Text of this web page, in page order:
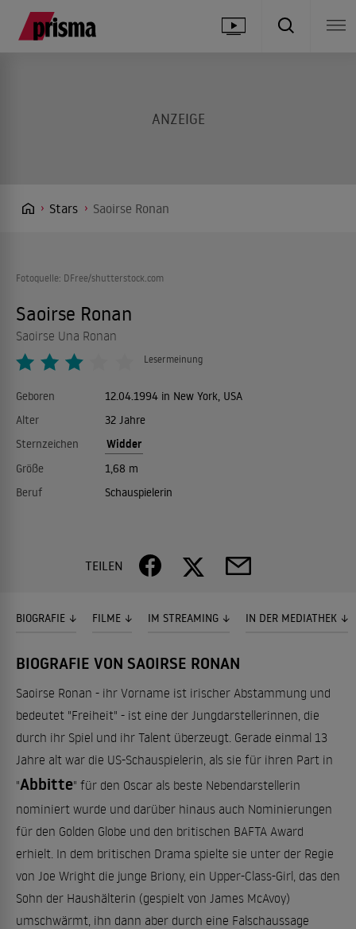
Stars Saoirse Ronan
Fotoquelle: DFree/shutterstock.com
Saoirse Ronan
Saoirse Una Ronan
Lesermeinung
Geboren
12.04.1994 in New York, USA
Alter
32 Jahre
Sternzeichen
Widder
Größe
1,68 m
Beruf
Schauspielerin
TEILEN
BIOGRAFIE FILME IM STREAMING IN DER MEDIATHEK
BIOGRAFIE VON SAOIRSE RONAN
Saoirse Ronan - ihr Vorname ist irischer Abstammung und
bedeutet "Freiheit" - ist eine der Jungdarstellerinnen, die
durch ihr Spiel und ihr Talent überzeugt. Gerade einmal 13
Jahre alt war die US-Schauspielerin, als sie für ihren Part in
"Abbitte" für den Oscar als beste Nebendarstellerin
nominiert wurde und darüber hinaus auch Nominierungen
für den Golden Globe und den britischen BAFTA Award
erhielt. In dem britischen Drama spielte sie unter der Regie
von Joe Wright die junge Briony, ein Upper-Class-Girl, das den
Sohn der Haushälterin (gespielt von James McAvoy)
umschwärmt, ihn dann aber durch eine Falschaussage